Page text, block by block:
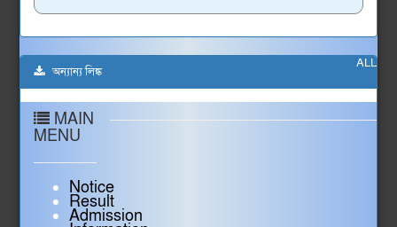
ALL
অন্যান্য লিঙ্ক
MAIN
MENU
Notice
Result
Admission